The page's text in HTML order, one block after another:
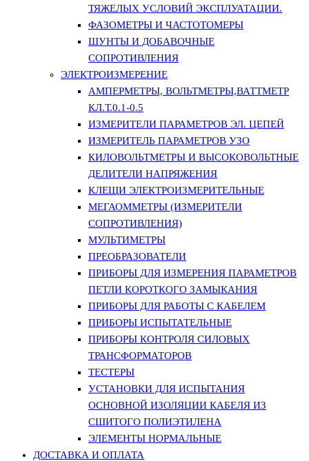
ТЯЖЕЛЫХ УСЛОВИЙ ЭКСПЛУАТАЦИИ.
ФАЗОМЕТРЫ И ЧАСТОТОМЕРЫ
ШУНТЫ И ДОБАВОЧНЫЕ
СОПРОТИВЛЕНИЯ
ЭЛЕКТРОИЗМЕРЕНИЕ
АМПЕРМЕТРЫ, ВОЛЬТМЕТРЫ,ВАТТМЕТР
КЛ.Т.0.1-0.5
ИЗМЕРИТЕЛИ ПАРАМЕТРОВ ЭЛ. ЦЕПЕЙ
ИЗМЕРИТЕЛЬ ПАРАМЕТРОВ УЗО
КИЛОВОЛЬТМЕТРЫ И ВЫСОКОВОЛЬТНЫЕ
ДЕЛИТЕЛИ НАПРЯЖЕНИЯ
КЛЕЩИ ЭЛЕКТРОИЗМЕРИТЕЛЬНЫЕ
МЕГАОММЕТРЫ (ИЗМЕРИТЕЛИ
СОПРОТИВЛЕНИЯ)
МУЛЬТИМЕТРЫ
ПРЕОБРАЗОВАТЕЛИ
ПРИБОРЫ ДЛЯ ИЗМЕРЕНИЯ ПАРАМЕТРОВ
ПЕТЛИ КОРОТКОГО ЗАМЫКАНИЯ
ПРИБОРЫ ДЛЯ РАБОТЫ С КАБЕЛЕМ
ПРИБОРЫ ИСПЫТАТЕЛЬНЫЕ
ПРИБОРЫ КОНТРОЛЯ СИЛОВЫХ
ТРАНСФОРМАТОРОВ
ТЕСТЕРЫ
УСТАНОВКИ ДЛЯ ИСПЫТАНИЯ
ОСНОВНОЙ ИЗОЛЯЦИИ КАБЕЛЯ ИЗ
СШИТОГО ПОЛИЭТИЛЕНА
ЭЛЕМЕНТЫ НОРМАЛЬНЫЕ
ДОСТАВКА И ОПЛАТА